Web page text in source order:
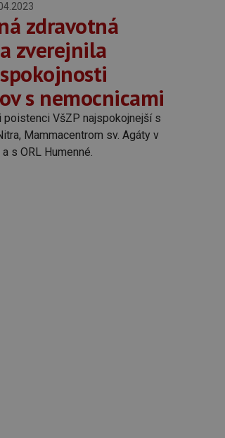
zdravotná
zverejnila
s nemocnicami
poistenci VšZP najspokojnejší s
Mammacentrom sv. Agáty v
s ORL Humenné.